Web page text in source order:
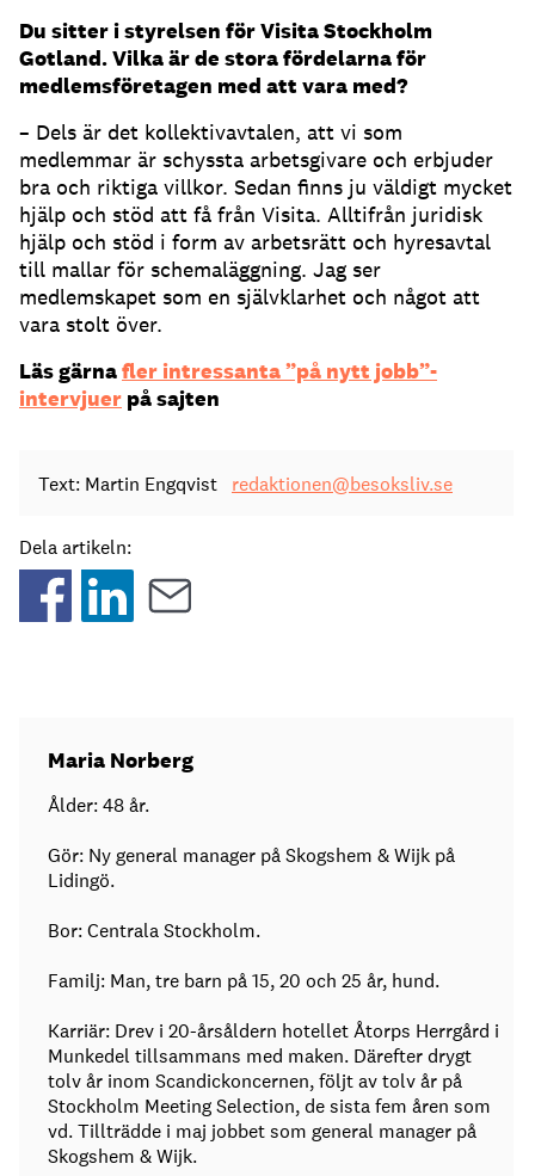
Du sitter i styrelsen för Visita Stockholm
Gotland. Vilka är de stora fördelarna för
medlemsföretagen med att vara med?
– Dels är det kollektivavtalen, att vi som
medlemmar är schyssta arbetsgivare och erbjuder
bra och riktiga villkor. Sedan finns ju väldigt mycket
hjälp och stöd att få från Visita. Alltifrån juridisk
hjälp och stöd i form av arbetsrätt och hyresavtal
till mallar för schemaläggning. Jag ser
medlemskapet som en självklarhet och något att
vara stolt över.
Läs gärnafler intressanta ”på nytt jobb”-
intervjuer på sajten
Text: Martin Engqvist redaktionen@besoksliv.se
Dela artikeln:
Maria Norberg
Ålder: 48 år.
Gör: Ny general manager på Skogshem & Wijk på
Lidingö.
Bor: Centrala Stockholm.
Familj: Man, tre barn på 15, 20 och 25 år, hund.
Karriär: Drev i 20-årsåldern hotellet Åtorps Herrgård i
Munkedel tillsammans med maken. Därefter drygt
tolv år inom Scandickoncernen, följt av tolv år på
Stockholm Meeting Selection, de sista fem åren som
vd. Tillträdde i maj jobbet som general manager på
Skogshem & Wijk.